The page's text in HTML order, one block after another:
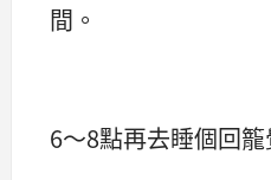
間。
6～8點再去睡個回籠